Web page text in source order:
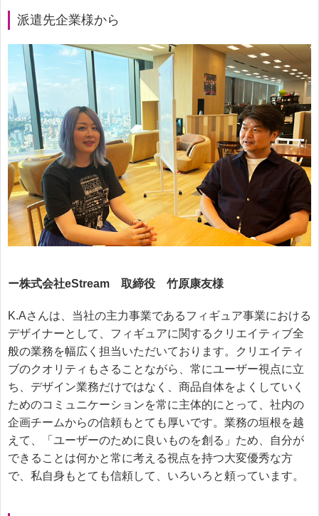
派遣先企業様から
ー株式会社eStream 取締役 竹原康友様
K.Aさんは、当社の主力事業であるフィギュア事業における
デザイナーとして、フィギュアに関するクリエイティブ全
般の業務を幅広く担当いただいております。クリエイティ
ブのクオリティもさることながら、常にユーザー視点に立
ち、デザイン業務だけではなく、商品自体をよくしていく
ためのコミュニケーションを常に主体的にとって、社内の
企画チームからの信頼もとても厚いです。業務の垣根を越
えて、「ユーザーのために良いものを創る」ため、自分が
できることは何かと常に考える視点を持つ大変優秀な方
で、私自身もとても信頼して、いろいろと頼っています。